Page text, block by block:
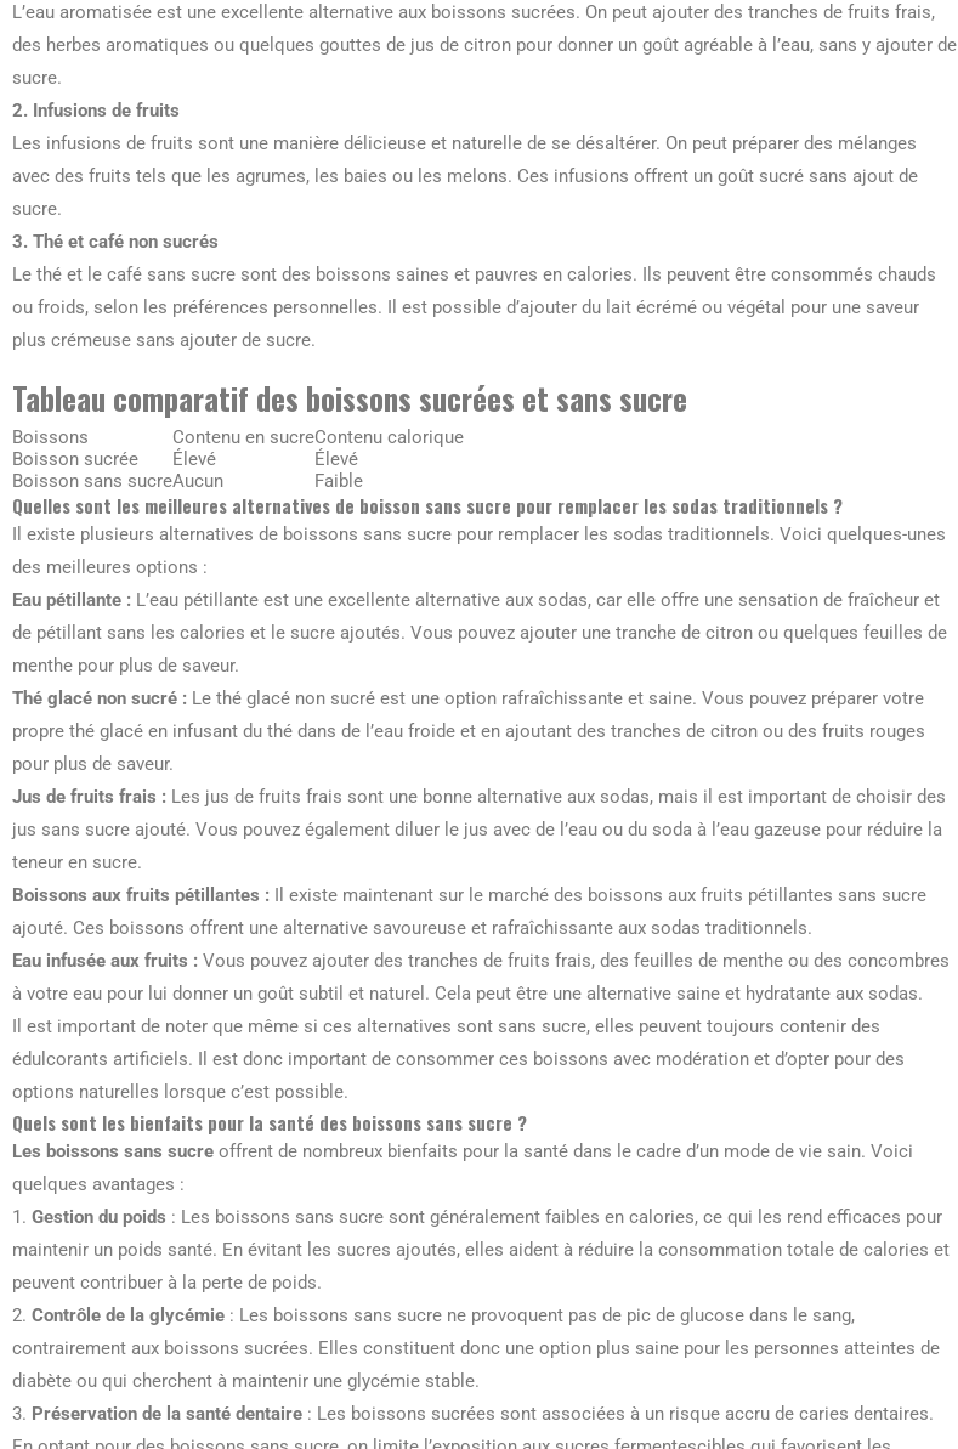
L’eau aromatisée est une excellente alternative aux boissons sucrées. On peut ajouter des tranches de fruits frais,
des herbes aromatiques ou quelques gouttes de jus de citron pour donner un goût agréable à l’eau, sans y ajouter de
sucre.
2. Infusions de fruits
Les infusions de fruits sont une manière délicieuse et naturelle de se désaltérer. On peut préparer des mélanges
avec des fruits tels que les agrumes, les baies ou les melons. Ces infusions offrent un goût sucré sans ajout de
sucre.
3. Thé et café non sucrés
Le thé et le café sans sucre sont des boissons saines et pauvres en calories. Ils peuvent être consommés chauds
ou froids, selon les préférences personnelles. Il est possible d’ajouter du lait écrémé ou végétal pour une saveur
plus crémeuse sans ajouter de sucre.
Tableau comparatif des boissons sucrées et sans sucre
Boissons Contenu en sucreContenu calorique
Boisson sucrée
Élevé
Élevé
Boisson sans sucreAucun Faible
Quelles sont les meilleures alternatives de boisson sans sucre pour remplacer les sodas traditionnels ?
Il existe plusieurs alternatives de boissons sans sucre pour remplacer les sodas traditionnels. Voici quelques-unes
des meilleures options :
Eau pétillante : L’eau pétillante est une excellente alternative aux sodas, car elle offre une sensation de fraîcheur et
de pétillant sans les calories et le sucre ajoutés. Vous pouvez ajouter une tranche de citron ou quelques feuilles de
menthe pour plus de saveur.
Thé glacé non sucré : Le thé glacé non sucré est une option rafraîchissante et saine. Vous pouvez préparer votre
propre thé glacé en infusant du thé dans de l’eau froide et en ajoutant des tranches de citron ou des fruits rouges
pour plus de saveur.
Jus de fruits frais : Les jus de fruits frais sont une bonne alternative aux sodas, mais il est important de choisir des
jus sans sucre ajouté. Vous pouvez également diluer le jus avec de l’eau ou du soda à l’eau gazeuse pour réduire la
teneur en sucre.
Boissons aux fruits pétillantes : Il existe maintenant sur le marché des boissons aux fruits pétillantes sans sucre
ajouté. Ces boissons offrent une alternative savoureuse et rafraîchissante aux sodas traditionnels.
Eau infusée aux fruits : Vous pouvez ajouter des tranches de fruits frais, des feuilles de menthe ou des concombres
à votre eau pour lui donner un goût subtil et naturel. Cela peut être une alternative saine et hydratante aux sodas.
Il est important de noter que même si ces alternatives sont sans sucre, elles peuvent toujours contenir des
édulcorants artificiels. Il est donc important de consommer ces boissons avec modération et d’opter pour des
options naturelles lorsque c’est possible.
Quels sont les bienfaits pour la santé des boissons sans sucre ?
Les boissons sans sucre offrent de nombreux bienfaits pour la santé dans le cadre d’un mode de vie sain. Voici
quelques avantages :
1. Gestion du poids : Les boissons sans sucre sont généralement faibles en calories, ce qui les rend efficaces pour
maintenir un poids santé. En évitant les sucres ajoutés, elles aident à réduire la consommation totale de calories et
peuvent contribuer à la perte de poids.
2. Contrôle de la glycémie : Les boissons sans sucre ne provoquent pas de pic de glucose dans le sang,
contrairement aux boissons sucrées. Elles constituent donc une option plus saine pour les personnes atteintes de
diabète ou qui cherchent à maintenir une glycémie stable.
3. Préservation de la santé dentaire : Les boissons sucrées sont associées à un risque accru de caries dentaires.